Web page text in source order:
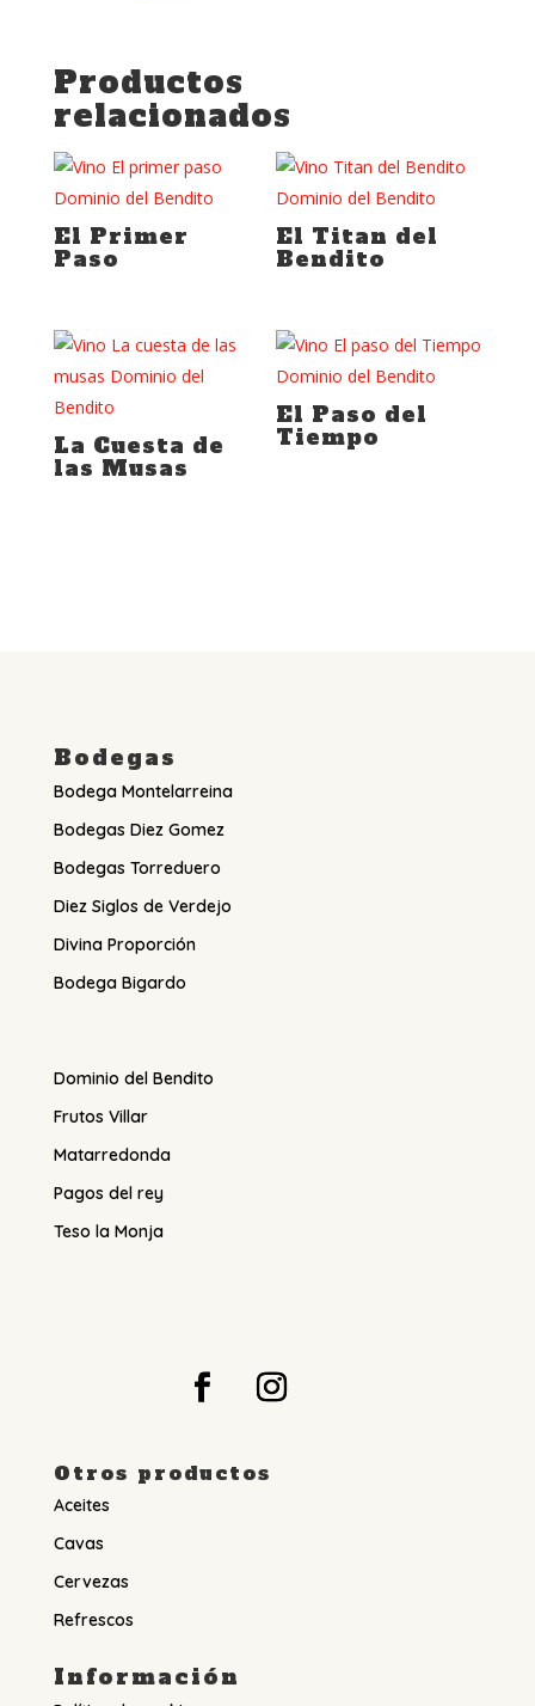
Productos
relacionados
El Primer
Paso
El Titan del
Bendito
La Cuesta de
las Musas
El Paso del
Tiempo
Bodegas
Bodega Montelarreina
Bodegas Diez Gomez
Bodegas Torreduero
Diez Siglos de Verdejo
Divina Proporción
Bodega Bigardo
Dominio del Bendito
Frutos Villar
Matarredonda
Pagos del rey
Teso la Monja
Otros productos
Aceites
Cavas
Cervezas
Refrescos
Información